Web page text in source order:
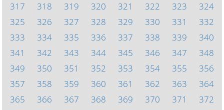
317
318 319 320 321 322 323
324
325
326 327 328 329 330 331
332
333
334 335 336 337 338 339
340
341
342 343 344 345 346 347
348
349
350 351 352 353 354 355
356
357
358 359 360 361 362 363
364
365
366 367 368 369 370 371
372